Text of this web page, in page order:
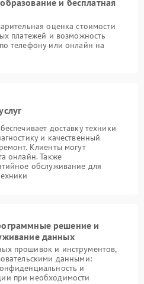
и бесплатная
оценка стоимости
платежей и возможность
телефону или онлайн на
доставку техники
и качественный
Клиенты могут
онлайн. Также
обслуживание для
решение и
данных
прошивок и инструментов,
данными:
и
при необходимости